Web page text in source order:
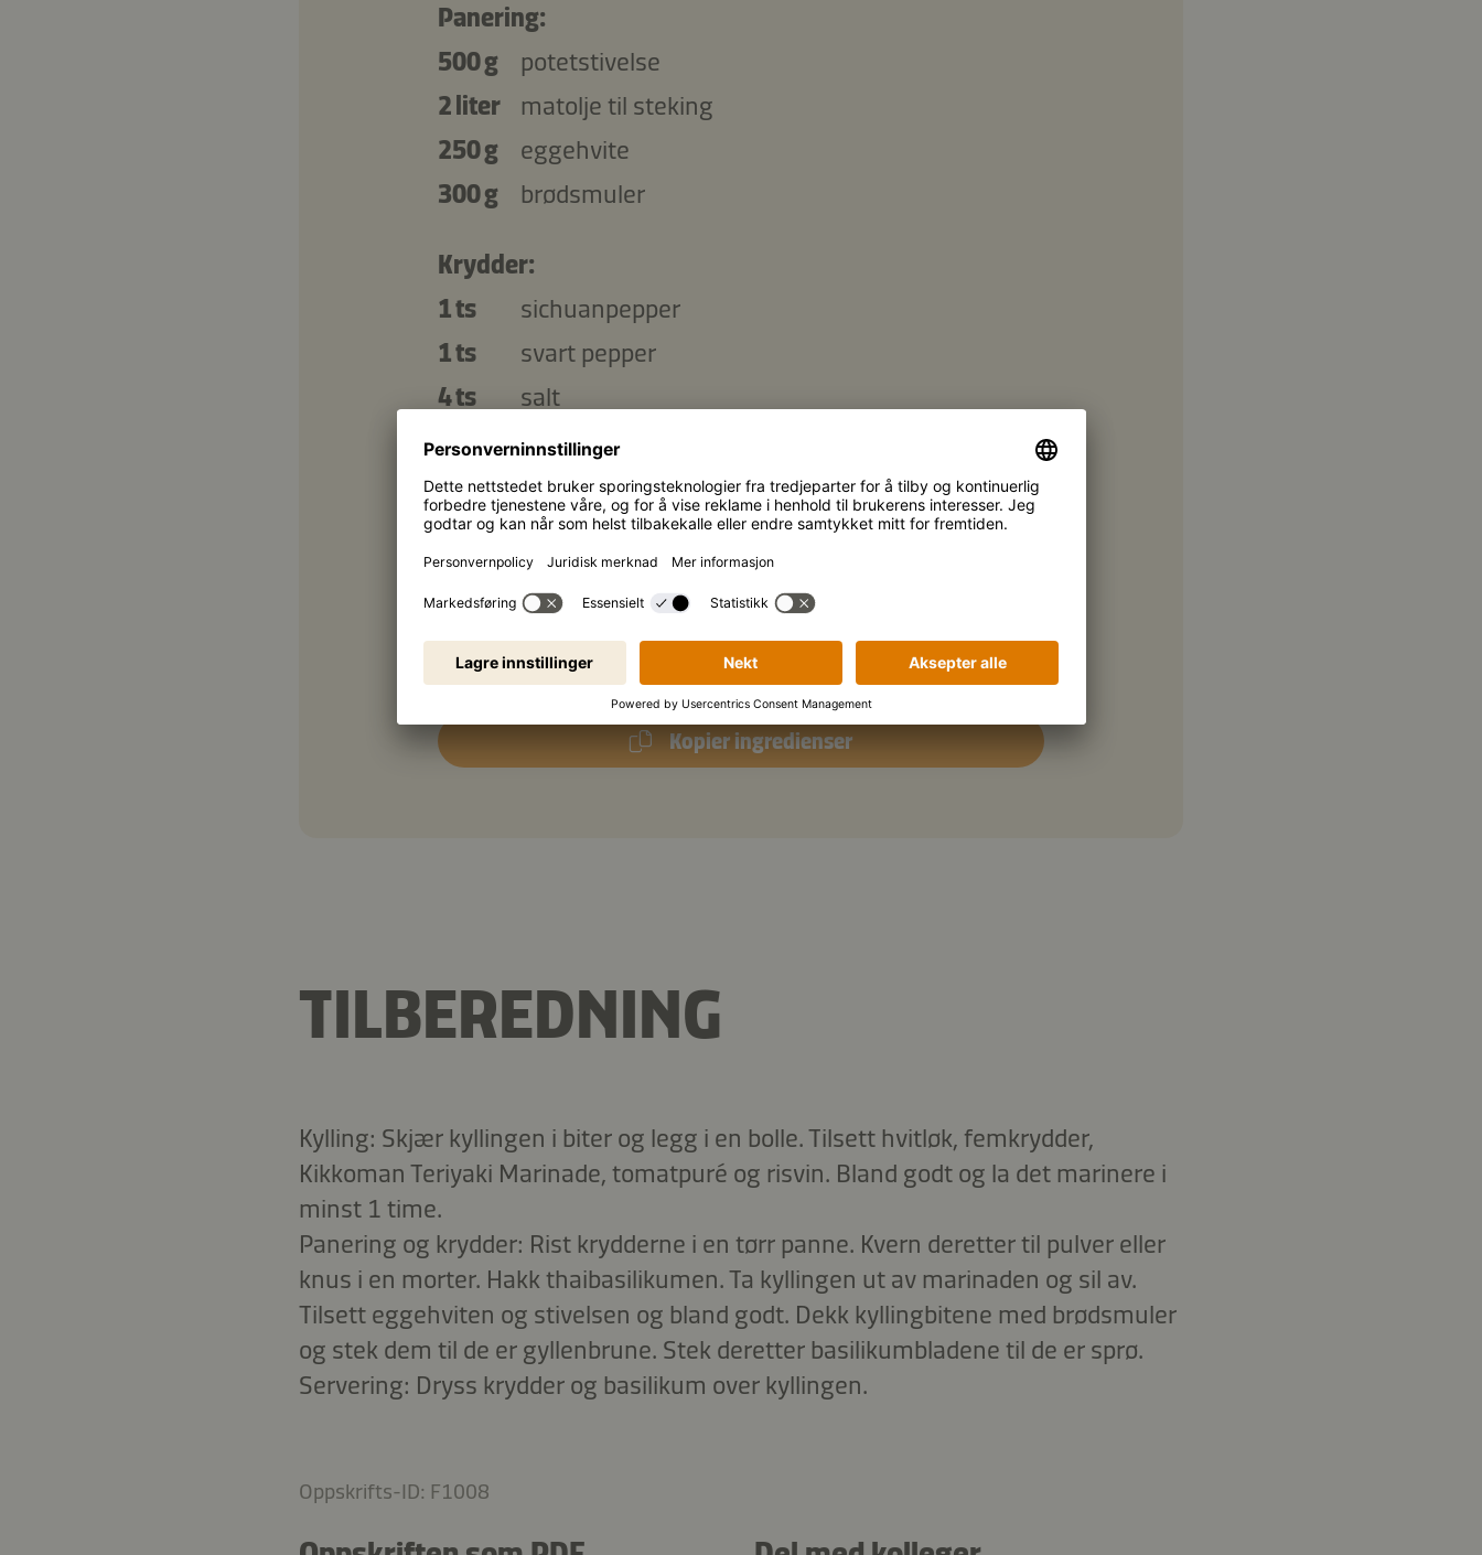
Panering:
500 g
potetstivelse
2 liter
matolje til steking
250 g
eggehvite
300 g
brødsmuler
Krydder:
1 ts
sichuanpepper
1 ts
svart pepper
4 ts
salt
1 ts
femkrydder
2 ts
sterk paprika
1 ss
hvite sesamfrø
1 ss
svarte sesamfrø
100 g
thaibasilikum
Kopier ingredienser
TILBEREDNING
Kylling: Skjær kyllingen i biter og legg i en bolle. Tilsett hvitløk, femkrydder,
Kikkoman Teriyaki Marinade, tomatpuré og risvin. Bland godt og la det marinere i
minst 1 time.
Panering og krydder: Rist krydderne i en tørr panne. Kvern deretter til pulver eller
knus i en morter. Hakk thaibasilikumen. Ta kyllingen ut av marinaden og sil av.
Tilsett eggehviten og stivelsen og bland godt. Dekk kyllingbitene med brødsmuler
og stek dem til de er gyllenbrune. Stek deretter basilikumbladene til de er sprø.
Servering: Dryss krydder og basilikum over kyllingen.
Oppskrifts-ID: F1008